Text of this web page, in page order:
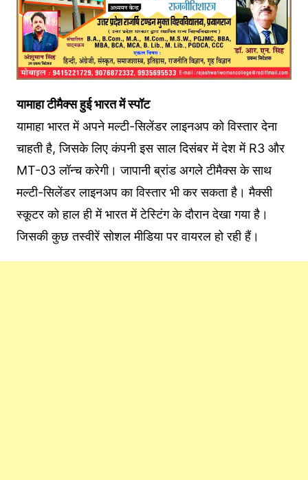
यामाहा टीमैक्स हुई भारत में स्पॉट
यामाहा भारत में अपने मल्टी-सिलेंडर लाइनअप को विस्तार देना
चाहती है, जिसके लिए कंपनी इस साल दिसंबर में देश में R3 और
MT-03 लॉन्च करेगी। जापानी ब्रांड अगले टीमैक्स के साथ
मल्टी-सिलेंडर लाइनअप का विस्तार भी कर सकता है। मैक्सी
स्कूटर को हाल ही में भारत में टेस्टिंग के दौरान देखा गया है।
जिसकी कुछ तस्वीरें सोशल मीडिया पर वायरल हो रही हैं।